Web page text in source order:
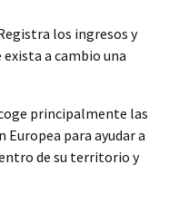
los ingresos y
exista a cambio una
principalmente las
para ayudar a
de su territorio y